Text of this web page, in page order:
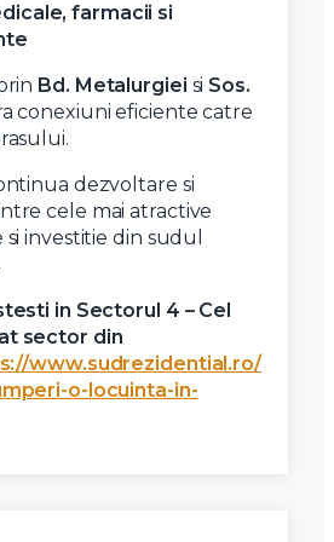
farmacii si
Bd. Metalurgiei si Sos.
conexiuni eficiente catre
dezvoltare si
cele mai atractive
investitie din sudul
in Sectorul 4 – Cel
sector din
www.sudrezidential.ro/
o-locuinta-in-